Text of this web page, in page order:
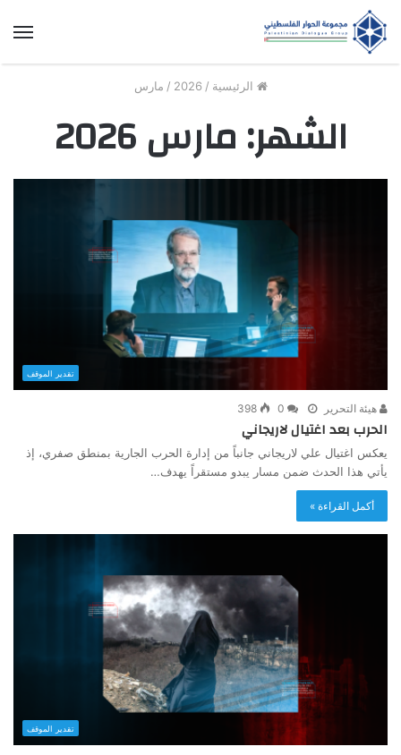
الرئيسية /
2026
/ مارس
الشهر:مارس 2026
تقدير الموقف
هيئة التحرير 0
398
الحرب بعد اغتيال لاريجاني
يعكس اغتيال علي لاريجاني جانباً من إدارة الحرب الجارية بمنطق صفري، إذ
يأتي هذا الحدث ضمن مسار يبدو مستقراً يهدف…
أكمل القراءة »
تقدير الموقف